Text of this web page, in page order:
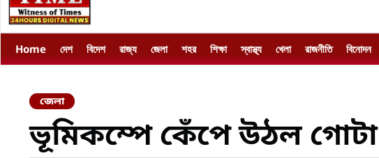
Home দেশ বিদেশ রাজ্য জেলা শহর শিক্ষা স্বাস্থ্য খেলা রাজনীতি বিনোদন
জেলা
ভূমিকম্পে কেঁপে উঠল গোটা